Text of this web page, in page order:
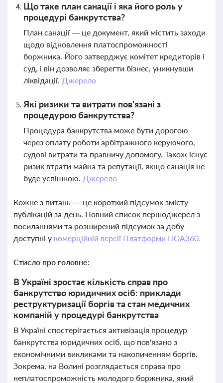
Що таке план санації і яка його роль у
процедурі банкрутства?
План санації — це документ, який містить заходи
щодо відновлення платоспроможності
боржника. Його затверджує комітет кредиторів і
суд, і він дозволяє зберегти бізнес, уникнувши
ліквідації. Джерело
Які ризики та витрати пов'язані з
процедурою банкрутства?
Процедура банкрутства може бути дорогою
через оплату роботи арбітражного керуючого,
судові витрати та правничу допомогу. Також існує
ризик втрати майна та репутації, якщо санація не
буде успішною. Джерело
Кожне з питань — це короткий підсумок змісту
публікацій за день. Повний список першоджерел з
посиланнями та розширений підсумок за добу
доступні у комерційній версії Платформи LIGA360.
Стисло про головне:
В Україні зростає кількість справ про
банкрутство юридичних осіб: приклади
реструктуризації боргів та стан медичних
компаній у процедурі банкрутства
В Україні спостерігається активізація процедур
банкрутства юридичних осіб, що пов'язано з
економічними викликами та накопиченням боргів.
Зокрема, на Волині розглядається справа про
неплатоспроможність молодого боржника, який